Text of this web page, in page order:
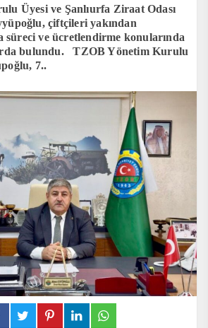
Üyesi ve Şanlıurfa Ziraat Odası
çiftçileri yakından
süreci ve ücretlendirme konularında
bulundu. TZOB Yönetim Kurulu
7..